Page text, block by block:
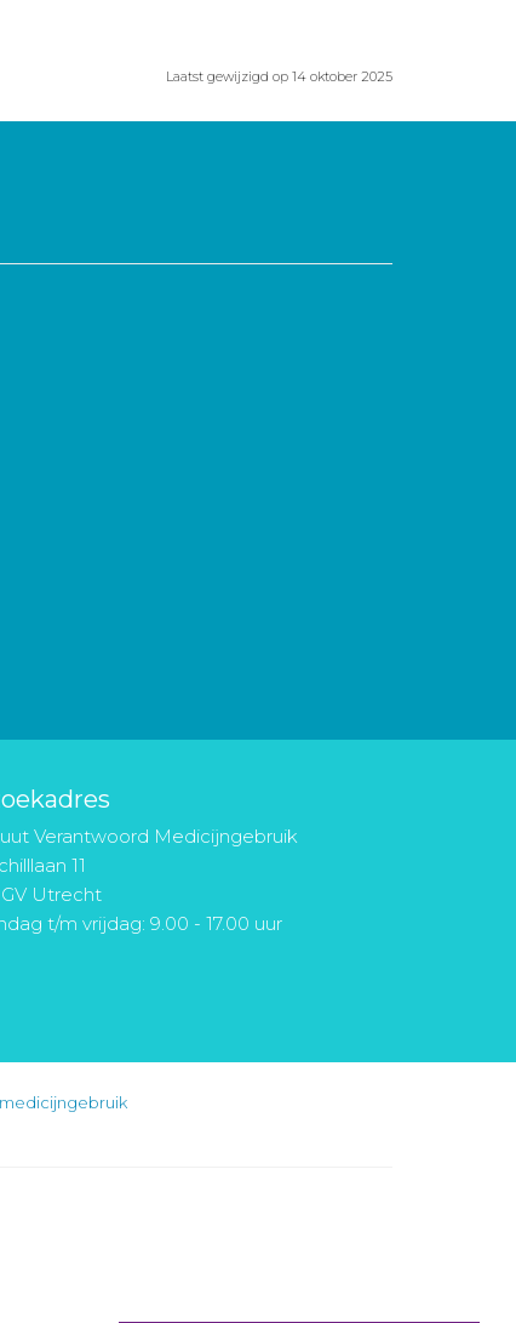
Laatst gewijzigd op 14 oktober 2025
Verantwoord Medicijngebruik
11
GV Utrecht
t/m vrijdag: 9.00 - 17.00 uur
medicijngebruik